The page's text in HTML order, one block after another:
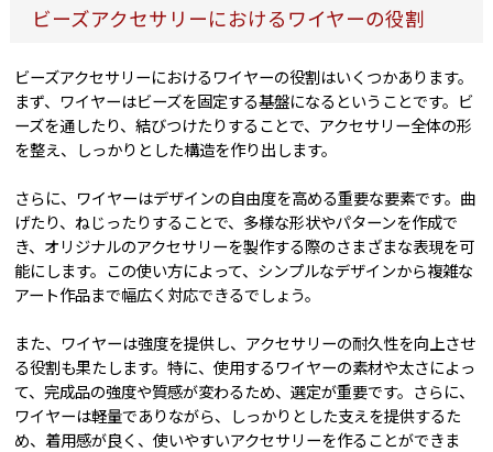
ビーズアクセサリーにおけるワイヤーの役割
ビーズアクセサリーにおけるワイヤーの役割はいくつかあります。
まず、ワイヤーはビーズを固定する基盤になるということです。ビ
ーズを通したり、結びつけたりすることで、アクセサリー全体の形
を整え、しっかりとした構造を作り出します。
さらに、ワイヤーはデザインの自由度を高める重要な要素です。曲
げたり、ねじったりすることで、多様な形状やパターンを作成で
き、オリジナルのアクセサリーを製作する際のさまざまな表現を可
能にします。この使い方によって、シンプルなデザインから複雑な
アート作品まで幅広く対応できるでしょう。
また、ワイヤーは強度を提供し、アクセサリーの耐久性を向上させ
る役割も果たします。特に、使用するワイヤーの素材や太さによっ
て、完成品の強度や質感が変わるため、選定が重要です。さらに、
ワイヤーは軽量でありながら、しっかりとした支えを提供するた
め、着用感が良く、使いやすいアクセサリーを作ることができま